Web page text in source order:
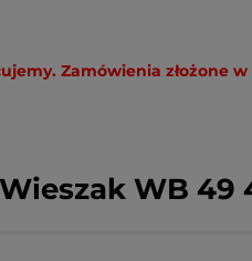
Zamówienia złożone
Wieszak WB 49